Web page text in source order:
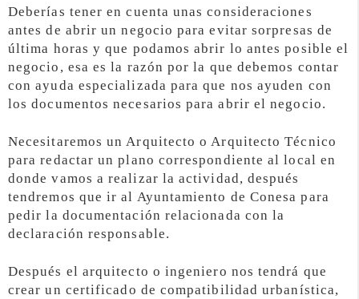
Deberías tener en cuenta unas consideraciones
antes de abrir un negocio para evitar sorpresas de
última horas y que podamos abrir lo antes posible el
negocio, esa es la razón por la que debemos contar
con ayuda especializada para que nos ayuden con
los documentos necesarios para abrir el negocio.
Necesitaremos un Arquitecto o Arquitecto Técnico
para redactar un plano correspondiente al local en
donde vamos a realizar la actividad, después
tendremos que ir al Ayuntamiento de Conesa para
pedir la documentación relacionada con la
declaración responsable.
Después el arquitecto o ingeniero nos tendrá que
crear un certificado de compatibilidad urbanística,